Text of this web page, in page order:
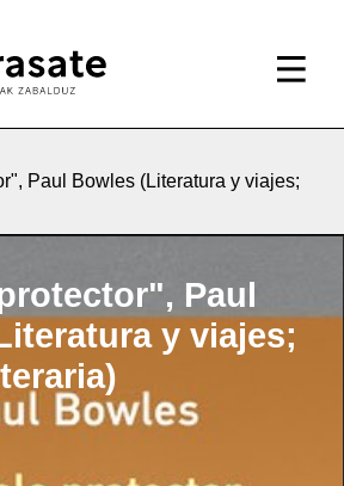
Paul Bowles (Literatura y viajes;
Paul
y viajes;